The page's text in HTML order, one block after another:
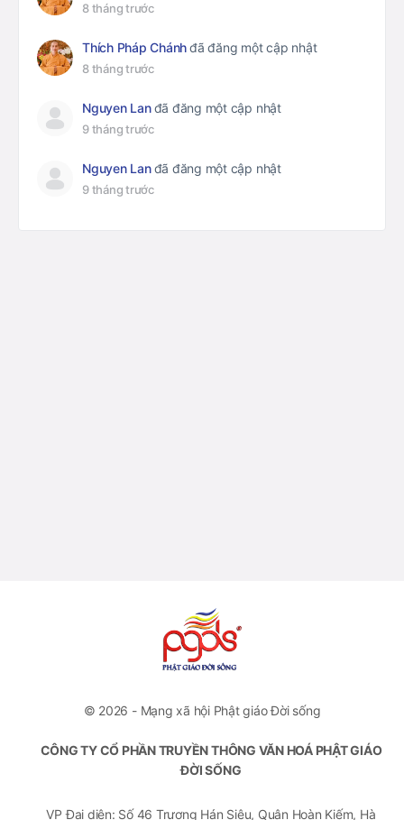
8 tháng trước
Thích Pháp Chánhđã đăng một cập nhật
8 tháng trước
Nguyen Lanđã đăng một cập nhật
9 tháng trước
Nguyen Lanđã đăng một cập nhật
9 tháng trước
© 2026 - Mạng xã hội Phật giáo Đời sống
CÔNG TY CỔ PHẦN TRUYỀN THÔNG VĂN HOÁ PHẬT GIÁO
ĐỜI SỐNG
VP Đại diện: Số 46 Trương Hán Siêu, Quận Hoàn Kiếm, Hà